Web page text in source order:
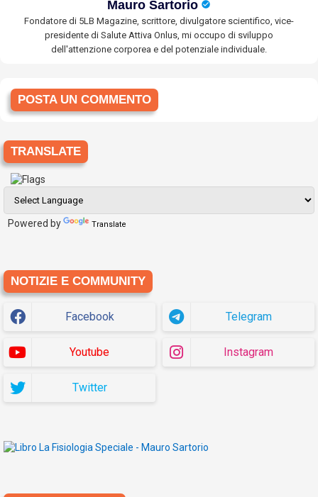
Mauro Sartorio
Fondatore di 5LB Magazine, scrittore, divulgatore scientifico, vice-
presidente di Salute Attiva Onlus, mi occupo di sviluppo
dell'attenzione corporea e del potenziale individuale.
POSTA UN COMMENTO
TRANSLATE
Powered by Translate
NOTIZIE E COMMUNITY
Facebook Telegram
Youtube Instagram
Twitter